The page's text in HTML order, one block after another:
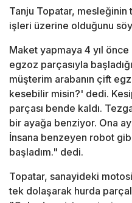
Tanju Topatar,
işleri üzerine olduğunu
Maket yapmaya 4 yıl
egzoz parçasıyla
müşterim arabanın çift
kesebilir misin?' dedi.
parçası bende kaldı.
bir ayağa benziyor. Ona
İnsana benzeyen robot
başladım." dedi.
Topatar, sanayideki
tek dolaşarak hurda